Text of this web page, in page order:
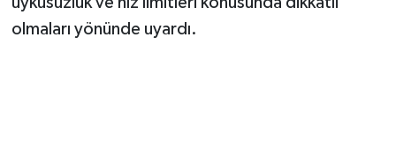
olmaları yönünde uyardı.